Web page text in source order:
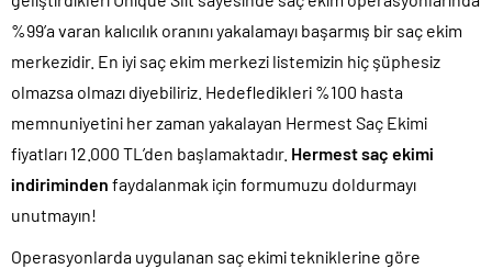
%99’a varan kalıcılık oranını yakalamayı başarmış bir saç ekim
merkezidir. En iyi saç ekim merkezi listemizin hiç şüphesiz
olmazsa olmazı diyebiliriz. Hedefledikleri %100 hasta
memnuniyetini her zaman yakalayan Hermest Saç Ekimi
fiyatları 12.000 TL’den başlamaktadır. Hermest saç ekimi
indiriminden faydalanmak için formumuzu doldurmayı
unutmayın!
Operasyonlarda uygulanan saç ekimi tekniklerine göre